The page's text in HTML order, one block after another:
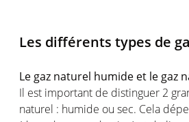
Les différents types de
Le gaz naturel humide et le gaz
Il est important de distinguer 2
naturel : humide ou sec. Cela